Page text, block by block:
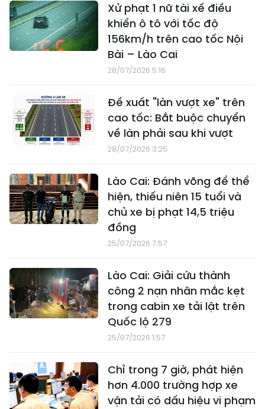
Xử phạt 1 nữ tài xế điều
khiển ô tô với tốc độ
156km/h trên cao tốc Nội
Bài – Lào Cai
28/07/2026 5:16
Đề xuất "làn vượt xe" trên
cao tốc: Bắt buộc chuyển
về làn phải sau khi vượt
28/07/2026 3:25
Lào Cai: Đánh võng để thể
hiện, thiếu niên 15 tuổi và
chủ xe bị phạt 14,5 triệu
đồng
25/07/2026 7:57
Lào Cai: Giải cứu thành
công 2 nạn nhân mắc kẹt
trong cabin xe tải lật trên
Quốc lộ 279
25/07/2026 1:57
Chỉ trong 7 giờ, phát hiện
hơn 4.000 trường hợp xe
vận tải có dấu hiệu vi phạm